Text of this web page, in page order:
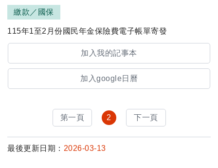
繳款／國保
115年1至2月份國民年金保險費電子帳單寄發
加入我的記事本
加入google日曆
第一頁 2 下一頁
最後更新日期： 2026-03-13